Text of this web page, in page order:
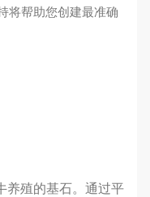
将帮助您创建最准确
养殖的基石。通过平